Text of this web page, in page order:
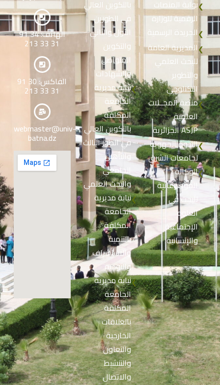
❮بوابة المنصات
الرقمية للوزارة
❮الجريدة الرسمية
❮المديرية العامة
للبحث العلمي
والتطوير
التكنلوجي
❮منصة المجــلات
العلمية
الجزائرية ASJP
❮الندوة الجهوية
لجامعات الشرق
❮الوكالة
الموضوعاتية
للبحث في
العلوم
الإجتماعية
والإنسانية
بالتكوين العالي
في الطورين
الأول والثاني
والتكوين
المتواصل
والشهادات
❮نيابة مديرية
الجامعة
المكلفة
بالتكوين العالي
في الطور الثالث
والتأهيل
الجامعي
والبحث العلمي
❮نيابة مديرية
الجامعة
المكلفة
بالتنمية
والاستشراف
والتوجيه
❮نيابة مديرية
الجامعة
المكلفة
بالعلاقات
الخارجية
والتعاون
والتنشيط
والاتصال
الهاتف: 34 91
31 33 213
الفاكس: 30 91
31 33 213
webmaster@univ-
batna.dz